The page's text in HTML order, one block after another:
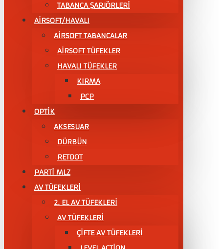
TABANCA ŞARJÖRLERİ
AİRSOFT/HAVALI
AİRSOFT TABANCALAR
AİRSOFT TÜFEKLER
HAVALI TÜFEKLER
KIRMA
PCP
OPTİK
AKSESUAR
DÜRBÜN
RETDOT
PARTİ MLZ
AV TÜFEKLERİ
2. EL AV TÜFEKLERİ
AV TÜFEKLERI
ÇIFTE AV TÜFEKLERI